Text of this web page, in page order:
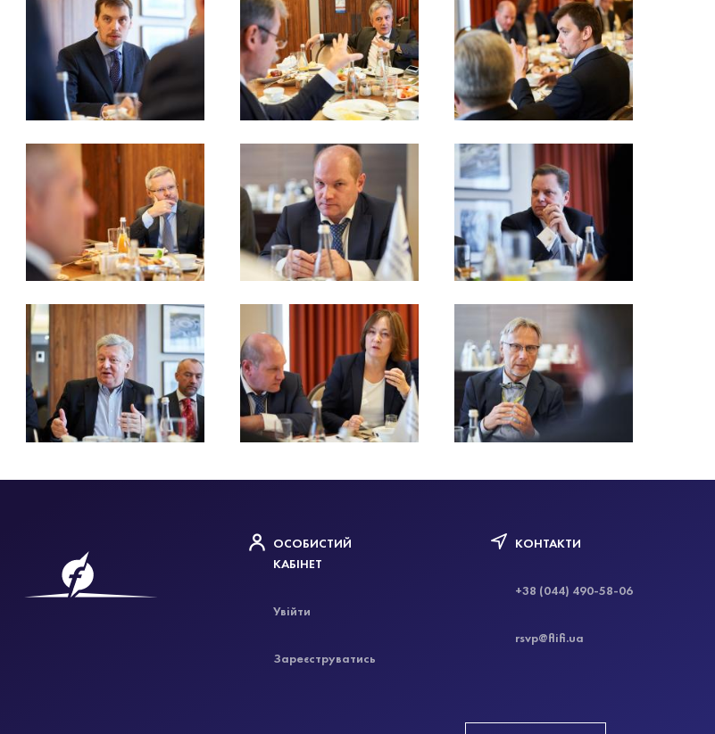
ОСОБИСТИЙ
КАБІНЕТ
Увійти
Зареєструватись
КОНТАКТИ
+38 (044) 490-58-06
rsvp@flifi.ua